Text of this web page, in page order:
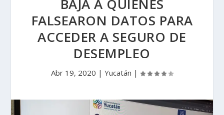
BAJA A QUIENES
FALSEARON DATOS PARA
ACCEDER A SEGURO DE
DESEMPLEO
Abr 19, 2020 | Yucatán |